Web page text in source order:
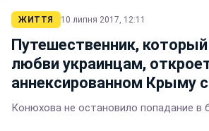
ЖИТТЯ 10 липня 2017, 12:11
Путешественник, который
любви украинцам,
аннексированном Крыму
Конюхова не остановило попадание в